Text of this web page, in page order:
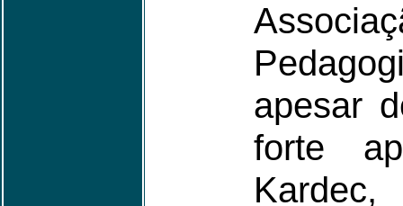
apesar
forte